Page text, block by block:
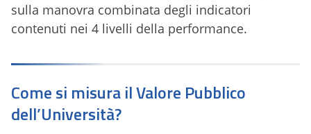
sulla manovra combinata degli indicatori
contenuti nei 4 livelli della performance.
Come si misura il Valore Pubblico
dell’Università?